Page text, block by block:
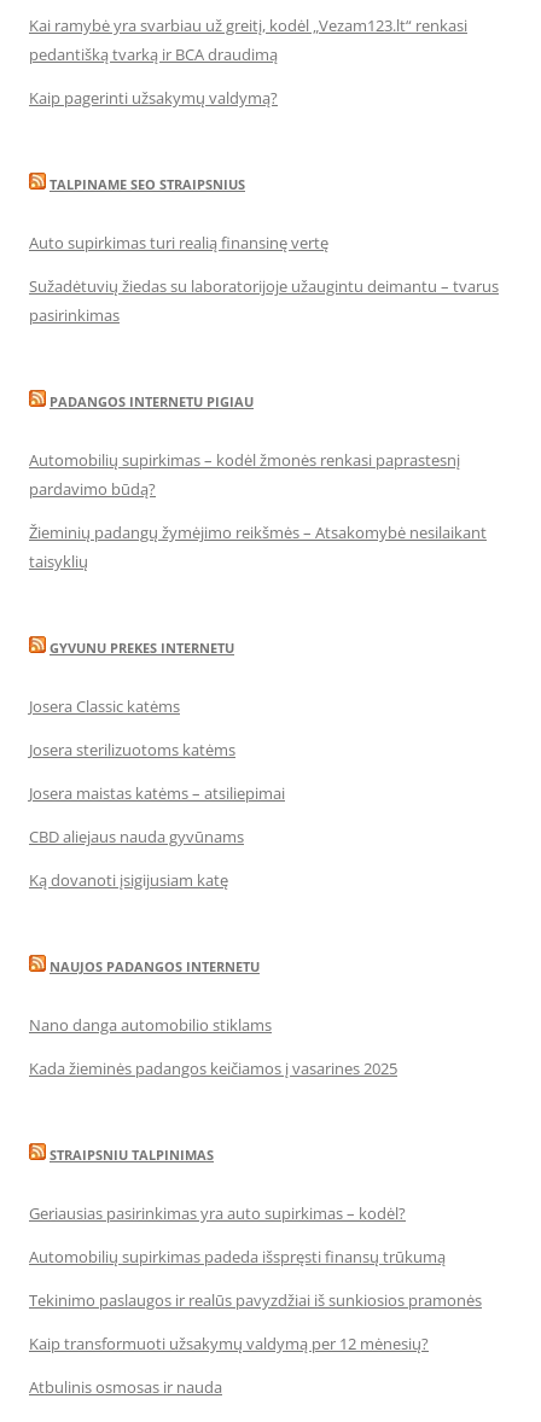
Kai ramybė yra svarbiau už greitį, kodėl „Vezam123.lt“ renkasi
pedantišką tvarką ir BCA draudimą
Kaip pagerinti užsakymų valdymą?
TALPINAME SEO STRAIPSNIUS
Auto supirkimas turi realią finansinę vertę
Sužadėtuvių žiedas su laboratorijoje užaugintu deimantu – tvarus
pasirinkimas
PADANGOS INTERNETU PIGIAU
Automobilių supirkimas – kodėl žmonės renkasi paprastesnį
pardavimo būdą?
Žieminių padangų žymėjimo reikšmės – Atsakomybė nesilaikant
taisyklių
GYVUNU PREKES INTERNETU
Josera Classic katėms
Josera sterilizuotoms katėms
Josera maistas katėms – atsiliepimai
CBD aliejaus nauda gyvūnams
Ką dovanoti įsigijusiam katę
NAUJOS PADANGOS INTERNETU
Nano danga automobilio stiklams
Kada žieminės padangos keičiamos į vasarines 2025
STRAIPSNIU TALPINIMAS
Geriausias pasirinkimas yra auto supirkimas – kodėl?
Automobilių supirkimas padeda išspręsti finansų trūkumą
Tekinimo paslaugos ir realūs pavyzdžiai iš sunkiosios pramonės
Kaip transformuoti užsakymų valdymą per 12 mėnesių?
Atbulinis osmosas ir nauda